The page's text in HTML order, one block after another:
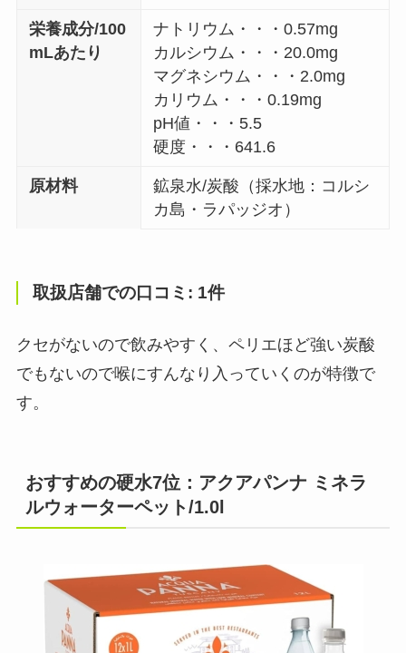
栄養成分/100
mLあたり
ナトリウム・・・0.57mg
カルシウム・・・20.0mg
マグネシウム・・・2.0mg
カリウム・・・0.19mg
pH値・・・5.5
硬度・・・641.6
原材料
鉱泉水/炭酸（採水地：コルシ
カ島・ラパッジオ）
取扱店舗での口コミ: 1件
クセがないので飲みやすく、ペリエほど強い炭酸
でもないので喉にすんなり入っていくのが特徴で
す。
おすすめの硬水7位：アクアパンナ ミネラ
ルウォーターペット/1.0l